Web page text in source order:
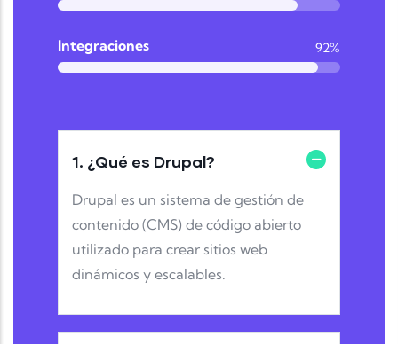
Integraciones 92%
1. ¿Qué es Drupal?
Drupal es un sistema de gestión de
contenido (CMS) de código abierto
utilizado para crear sitios web
dinámicos y escalables.